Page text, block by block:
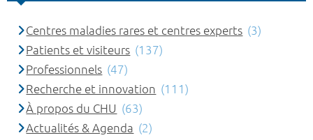
Centres maladies rares et centres experts (3)
Patients et visiteurs (137)
Professionnels (47)
Recherche et innovation (111)
À propos du CHU (63)
Actualités & Agenda (2)